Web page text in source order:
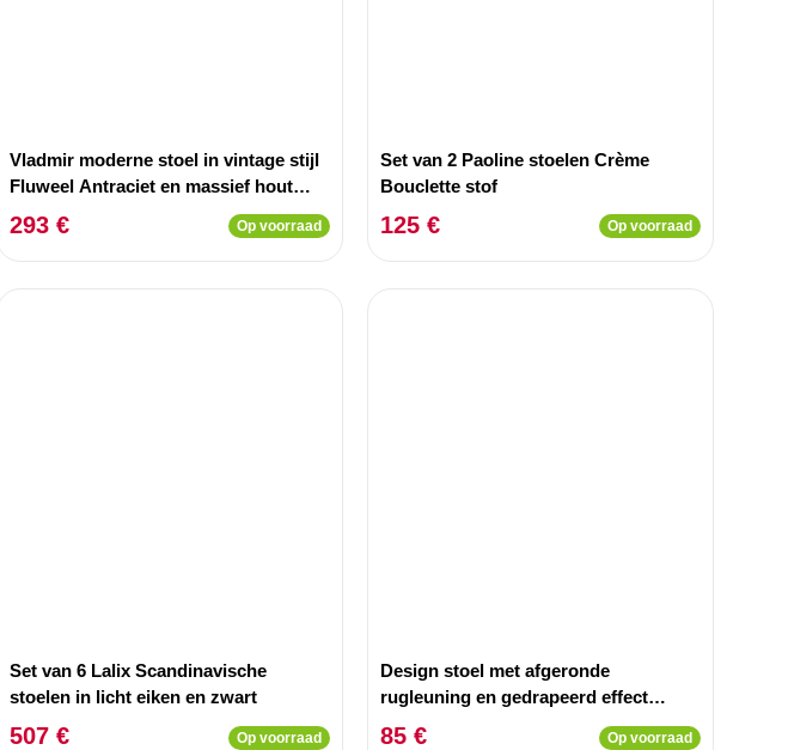
Vladmir moderne stoel in vintage stijl
Fluweel Antraciet en massief hout
Zwart
293 € Op voorraad
Set van 2 Paoline stoelen Crème
Bouclette stof
125 € Op voorraad
Set van 6 Lalix Scandinavische
stoelen in licht eiken en zwart
507 € Op voorraad
Design stoel met afgeronde
rugleuning en gedrapeerd effect
Pralion Gold base en Grey Velvet
85 € Op voorraad